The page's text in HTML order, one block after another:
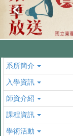
系所簡介
入學資訊
師資介紹
課程資訊
學術活動